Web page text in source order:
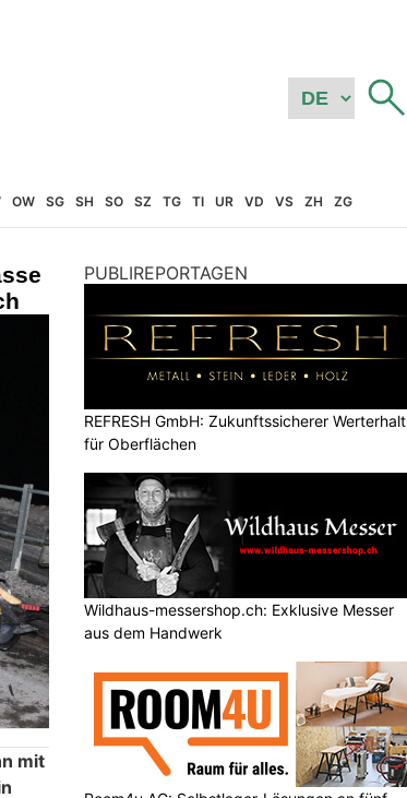
OW SG SH SO SZ TG TI UR VD VS ZH ZG
mit
PUBLIREPORTAGEN
REFRESH GmbH: Zukunftssicherer Werterhalt
für Oberflächen
Wildhaus-messershop.ch: Exklusive Messer
aus dem Handwerk